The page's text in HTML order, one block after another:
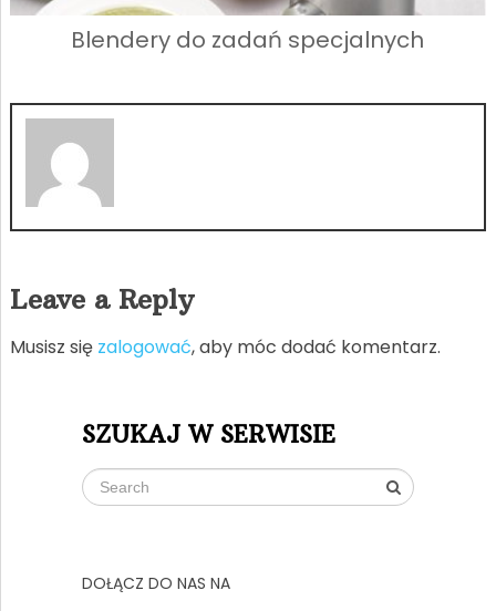
Blendery do zadań specjalnych
Leave a Reply
Musisz się zalogować, aby móc dodać komentarz.
SZUKAJ W SERWISIE
DOŁĄCZ DO NAS NA